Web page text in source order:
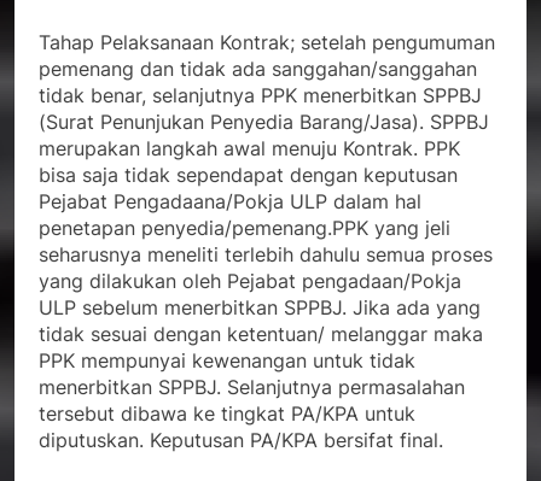
Tahap Pelaksanaan Kontrak; setelah pengumuman
pemenang dan tidak ada sanggahan/sanggahan
tidak benar, selanjutnya PPK menerbitkan SPPBJ
(Surat Penunjukan Penyedia Barang/Jasa). SPPBJ
merupakan langkah awal menuju Kontrak. PPK
bisa saja tidak sependapat dengan keputusan
Pejabat Pengadaana/Pokja ULP dalam hal
penetapan penyedia/pemenang.PPK yang jeli
seharusnya meneliti terlebih dahulu semua proses
yang dilakukan oleh Pejabat pengadaan/Pokja
ULP sebelum menerbitkan SPPBJ. Jika ada yang
tidak sesuai dengan ketentuan/ melanggar maka
PPK mempunyai kewenangan untuk tidak
menerbitkan SPPBJ. Selanjutnya permasalahan
tersebut dibawa ke tingkat PA/KPA untuk
diputuskan. Keputusan PA/KPA bersifat final.